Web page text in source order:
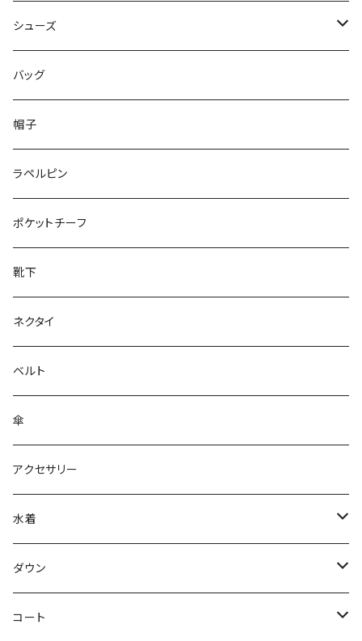
50/XL～
48/L
50/XL～
46/M
48/L
50/XL～
～44/S
46/M
48/L
50/XL～
シューズ
～25.5cm
26cm～
27cm～
28cm～
バッグ
帽子
ラペルピン
ポケットチーフ
靴下
ネクタイ
ベルト
傘
アクセサリー
水着
～44/S
46/M
ダウン
～44/S
コート